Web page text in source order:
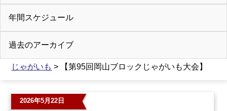
年間スケジュール
過去のアーカイブ
じゃがいも > 【第95回岡山ブロックじゃがいも大会】
2026年5月22日